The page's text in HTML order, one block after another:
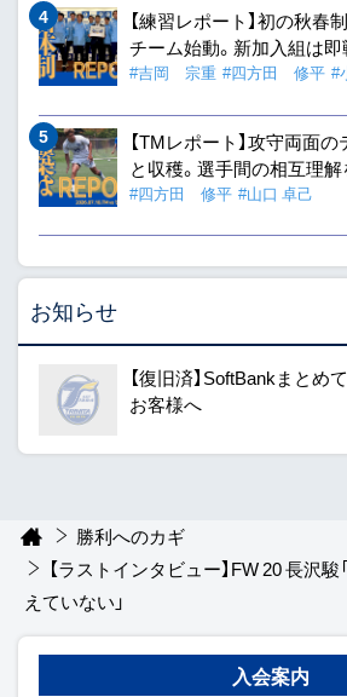
【練習レポート】初の秋春
チーム始動。新加入組は
#吉岡 宗重 #四方田 修平 #
【TMレポート】攻守両面
と収穫。選手間の相互理
#四方田 修平 #山口 卓己
お知らせ
【復旧済】SoftBankまと
お客様へ
勝利へのカギ
【ラストインタビュー】FW 20 長沢
えていない」
入会案内